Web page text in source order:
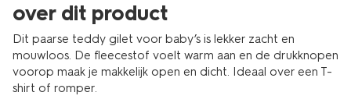
over dit product
Dit paarse teddy gilet voor baby’s is lekker zacht en
mouwloos. De fleecestof voelt warm aan en de drukknopen
voorop maak je makkelijk open en dicht. Ideaal over een T-
shirt of romper.